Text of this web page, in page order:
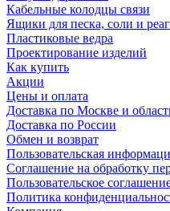
Кабельные колодцы связи
Ящики для песка, соли и
Пластиковые ведра
Проектирование изделий
Как купить
Акции
Цены и оплата
Доставка по Москве и
Доставка по России
Обмен и возврат
Пользовательская
Соглашение на обработку
Пользовательское
Политика